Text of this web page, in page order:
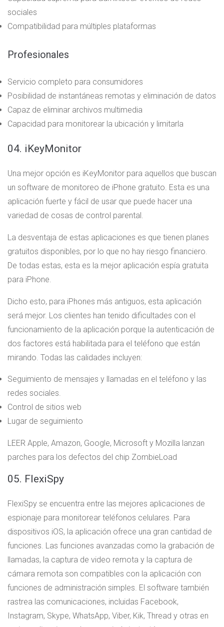
sociales
Compatibilidad para múltiples plataformas
Profesionales
Servicio completo para consumidores
Posibilidad de instantáneas remotas y eliminación de datos
Capaz de eliminar archivos multimedia
Capacidad para monitorear la ubicación y limitarla
04. iKeyMonitor
Una mejor opción es iKeyMonitor para aquellos que buscan
un software de monitoreo de iPhone gratuito. Esta es una
aplicación fuerte y fácil de usar que puede hacer una
variedad de cosas de control parental.
La desventaja de estas aplicaciones es que tienen planes
gratuitos disponibles, por lo que no hay riesgo financiero.
De todas estas, esta es la mejor aplicación espía gratuita
para iPhone.
Dicho esto, para iPhones más antiguos, esta aplicación
será mejor. Los clientes han tenido dificultades con el
funcionamiento de la aplicación porque la autenticación de
dos factores está habilitada para el teléfono que están
mirando. Todas las calidades incluyen:
Seguimiento de mensajes y llamadas en el teléfono y las
redes sociales.
Control de sitios web
Lugar de seguimiento
LEER Apple, Amazon, Google, Microsoft y Mozilla lanzan
parches para los defectos del chip ZombieLoad
05. FlexiSpy
FlexiSpy se encuentra entre las mejores aplicaciones de
espionaje para monitorear teléfonos celulares. Para
dispositivos iOS, la aplicación ofrece una gran cantidad de
funciones. Las funciones avanzadas como la grabación de
llamadas, la captura de video remota y la captura de
cámara remota son compatibles con la aplicación con
funciones de administración simples. El software también
rastrea las comunicaciones, incluidas Facebook,
Instagram, Skype, WhatsApp, Viber, Kik, Thread y otras en